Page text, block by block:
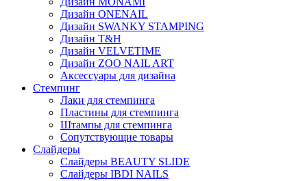
Дизайн ONENAIL
Дизайн SWANKY STAMPING
Дизайн T&H
Дизайн VELVETIME
Дизайн ZOO NAIL ART
Аксессуары для дизайна
Стемпинг
Лаки для стемпинга
Пластины для стемпинга
Штампы для стемпинга
Сопутствующие товары
Слайдеры
Слайдеры BEAUTY SLIDE
Слайдеры IBDI NAILS